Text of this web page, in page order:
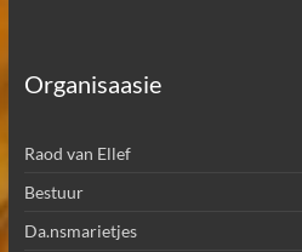
Organisaasie
Raod van Ellef
Bestuur
Da.nsmarietjes